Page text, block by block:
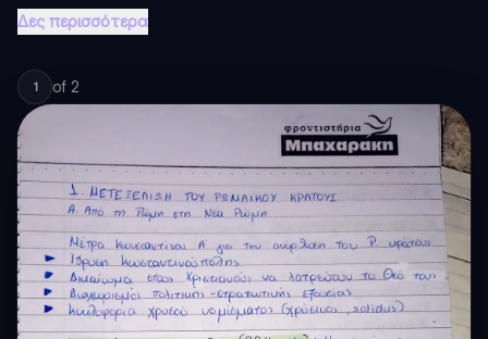
Δες περισσότερα
1 of 2